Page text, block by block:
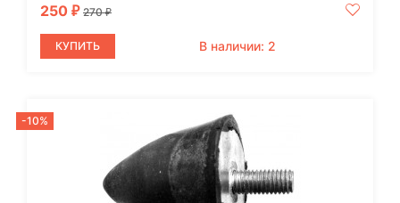
250 ₽ 270₽
КУПИТЬ В наличии: 2
-10%